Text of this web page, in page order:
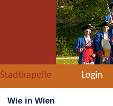
Stadtkapelle Login
Wie in Wien